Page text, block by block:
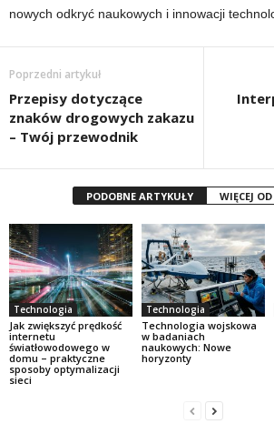
nowych odkryć naukowych i innowacji
Poprzedni artykuł
Przepisy dotyczące
znaków drogowych zakazu
– Twój przewodnik
PODOBNE ARTYKUŁY WIĘCEJ
Technologia
Jak zwiększyć prędkość
internetu
światłowodowego w
domu – praktyczne
sposoby optymalizacji
sieci
Technologia
Technologia wojskowa
w badaniach
naukowych: Nowe
horyzonty